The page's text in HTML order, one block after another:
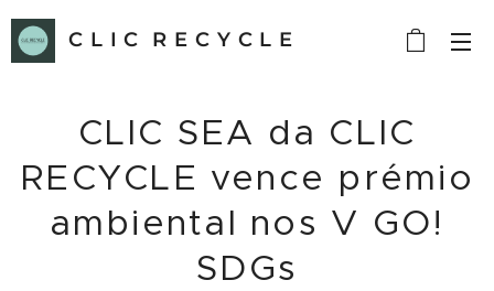
C L I C R E C Y C L E
CLIC SEA da CLIC
RECYCLE vence prémio
ambiental nos V GO!
SDGs